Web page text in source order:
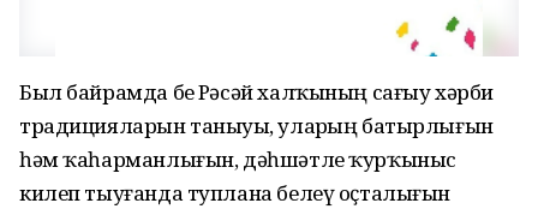
Был байрамда беҙ Рәсәй халҡының сағыу хәрби
традицияларын таныуҙы, уларҙың батырлығын
һәм ҡаһарманлығын, дәһшәтле ҡурҡыныс
килеп тыуғанда туплана белеү оҫталығын